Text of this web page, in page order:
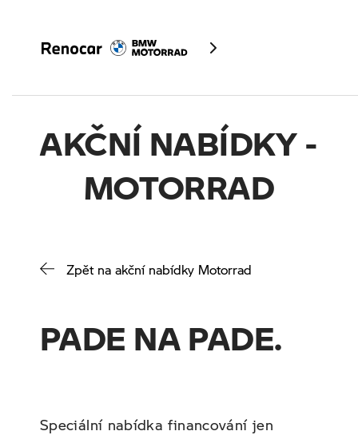
Skladové motocykly
Výkup motocyklů
Testovací jízdy Motorrad
Fan e-shop
AKČNÍ NABÍDKY -
MOTORRAD
Zpět na akční nabídky Motorrad
PADE NA PADE.
Speciální nabídka financování jen